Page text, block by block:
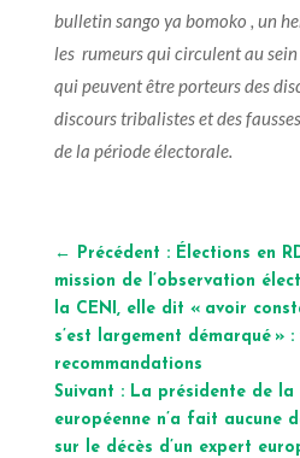
bulletin sango ya bomoko , un
les rumeurs qui circulent au
qui peuvent être porteurs des
discours tribalistes et des
de la période électorale.
←
Précédent : Élections en
mission de l’observation
la CENI, elle dit « avoir
s’est largement démarqué »
recommandations
Suivant : La présidente de la
européenne n’a fait aucune
sur le décès d’un expert